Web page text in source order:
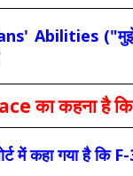
("मुझे
कहना है कि
में कहा गया है